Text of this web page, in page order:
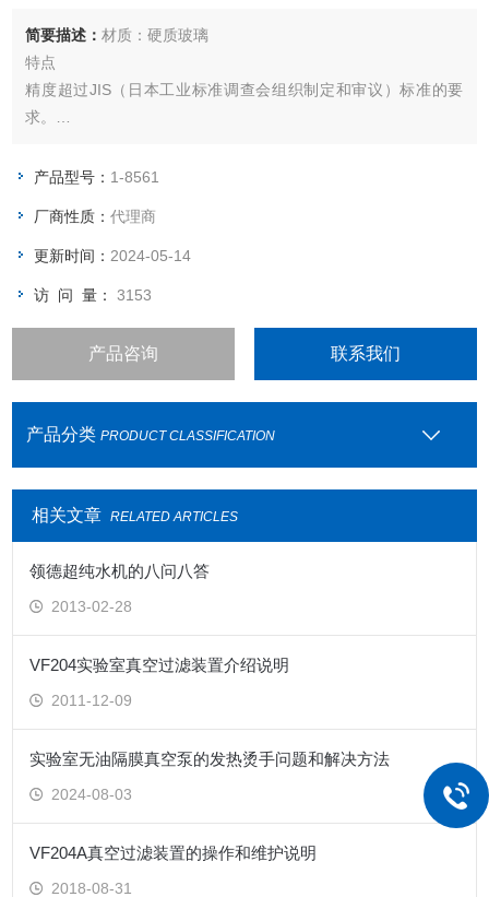
简要描述：材质：硬质玻璃
特点
精度超过JIS（日本工业标准调查会组织制定和审议）标准的要
求。
从5毫升到2升齐全规格，满足需求
可跟踪，有检查成绩书
产品型号： 1-8561
厂商性质：代理商
更新时间： 2024-05-14
访 问 量：3153
产品咨询 联系我们
产品分类 PRODUCT CLASSIFICATION
相关文章 RELATED ARTICLES
领德超纯水机的八问八答
2013-02-28
VF204实验室真空过滤装置介绍说明
2011-12-09
实验室无油隔膜真空泵的发热烫手问题和解决方法
2024-08-03
VF204A真空过滤装置的操作和维护说明
2018-08-31